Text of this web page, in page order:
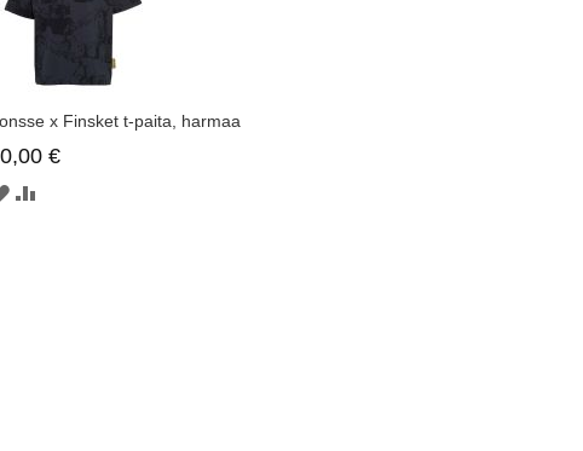
x Finsket t-paita, harmaa
€
MUISTILISTAAN